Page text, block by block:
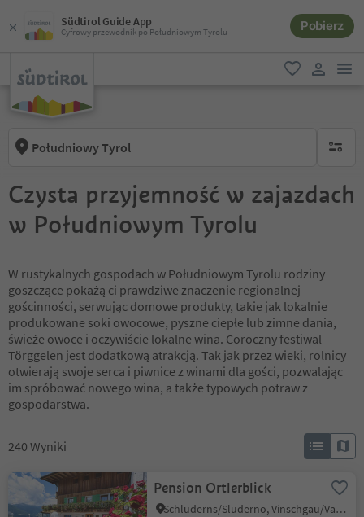
Südtirol Guide App
Cyfrowy przewodnik po Południowym Tyrolu Pobierz
ulubione
Południowy Tyrol brak
Czysta przyjemność w zajazdach
w Południowym Tyrolu
W rustykalnych gospodach w Południowym Tyrolu rodziny
goszczące pokażą ci prawdziwe znaczenie regionalnej
gościnności, serwując domowe produkty, takie jak lokalnie
produkowane soki owocowe, pyszne ciepłe lub zimne dania,
świeże owoce i oczywiście lokalne wina. Coroczny festiwal
Törggelen jest dodatkową atrakcją. Tak jak przez wieki, rolnicy
otwierają swoje serca i piwnice z winami dla gości, pozwalając
im spróbować nowego wina, a także typowych potraw z
gospodarstwa.
240 Wyniki
Pension Ortlerblick
Schluderns/Sluderno, Vinschgau/Val Venosta